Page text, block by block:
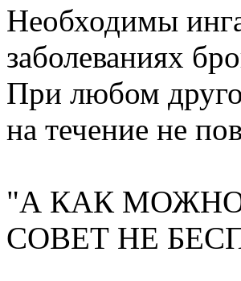
Необходимы
заболеваниях
При любом
на течение не
"А КАК
СОВЕТ НЕ